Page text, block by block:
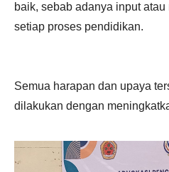
baik, sebab adanya input
setiap proses pendidikan.
Semua harapan dan upaya
dilakukan dengan